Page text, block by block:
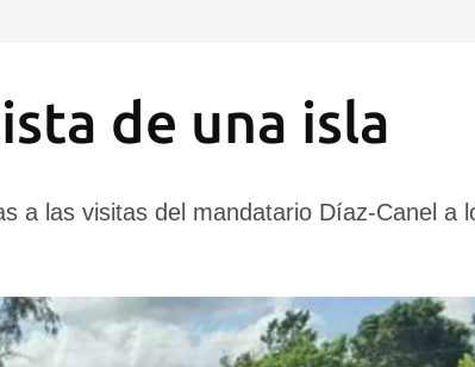
de una isla
a las visitas del mandatario Díaz-Canel a